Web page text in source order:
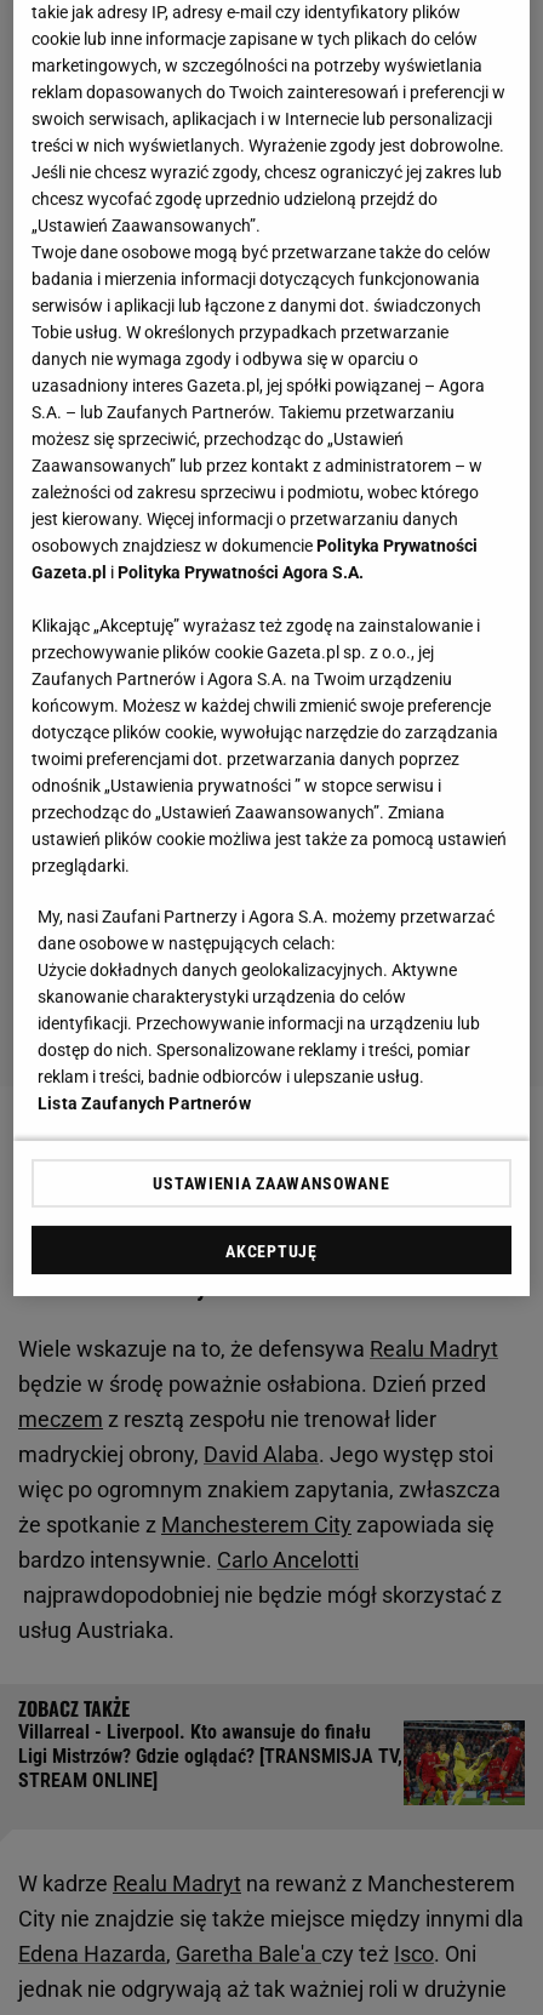
W pierwszym spotkaniu rozegranym na Etihad
Stadium padł wynik 4:3. W rewanżuReal Madryt,
aby myśleć o awansie, musi najpierw nadrobić
jednobramkową stratę doAnglików. Zadanie nie
będzie jednak proste, bowiem Real wystąpi w
osłabionym składzie.
Zobacz wideoMarek Papszun powrócił do tematu
Legii. "To była moja decyzja"
Liga Mistrzów. David Alaba nie zagra z
Wiele wskazuje na to, że defensywa Realu Madryt
będzie w środę poważnie osłabiona. Dzień przed
meczem z resztą zespołu nie trenował lider
madryckiej obrony, David Alaba. Jego występ stoi
więc po ogromnym znakiem zapytania, zwłaszcza
że spotkanie z Manchesterem City zapowiada się
bardzo intensywnie. Carlo Ancelotti
najprawdopodobniej nie będzie mógł skorzystać z
usług Austriaka.
Villarreal - Liverpool. Kto awansuje do finału
Ligi Mistrzów? Gdzie oglądać? [TRANSMISJA TV,
STREAM ONLINE]
W kadrze Realu Madryt na rewanż z Manchesterem
City nie znajdzie się także miejsce między innymi dla
Edena Hazarda, Garetha Bale'a czy też Isco. Oni
jednak nie odgrywają aż tak ważniej roli w drużynie
takie jak adresy IP, adresy e-mail czy identyfikatory plików
cookie lub inne informacje zapisane w tych plikach do celów
marketingowych, w szczególności na potrzeby wyświetlania
reklam dopasowanych do Twoich zainteresowań i preferencji w
swoich serwisach, aplikacjach i w Internecie lub personalizacji
treści w nich wyświetlanych. Wyrażenie zgody jest dobrowolne.
Jeśli nie chcesz wyrazić zgody, chcesz ograniczyć jej zakres lub
chcesz wycofać zgodę uprzednio udzieloną przejdź do
„Ustawień Zaawansowanych”.
Twoje dane osobowe mogą być przetwarzane także do celów
badania i mierzenia informacji dotyczących funkcjonowania
serwisów i aplikacji lub łączone z danymi dot. świadczonych
Tobie usług. W określonych przypadkach przetwarzanie
danych nie wymaga zgody i odbywa się w oparciu o
uzasadniony interes Gazeta.pl, jej spółki powiązanej – Agora
S.A. – lub Zaufanych Partnerów. Takiemu przetwarzaniu
możesz się sprzeciwić, przechodząc do „Ustawień
Zaawansowanych” lub przez kontakt z administratorem – w
zależności od zakresu sprzeciwu i podmiotu, wobec którego
jest kierowany. Więcej informacji o przetwarzaniu danych
osobowych znajdziesz w dokumenciePolityka Prywatności
Gazeta.pl iPolityka Prywatności Agora S.A.
Klikając „Akceptuję” wyrażasz też zgodę na zainstalowanie i
przechowywanie plików cookie Gazeta.pl sp. z o.o., jej
Zaufanych Partnerów i Agora S.A. na Twoim urządzeniu
końcowym. Możesz w każdej chwili zmienić swoje preferencje
dotyczące plików cookie, wywołując narzędzie do zarządzania
twoimi preferencjami dot. przetwarzania danych poprzez
odnośnik „Ustawienia prywatności ” w stopce serwisu i
przechodząc do „Ustawień Zaawansowanych”. Zmiana
ustawień plików cookie możliwa jest także za pomocą ustawień
przeglądarki.
My, nasi Zaufani Partnerzy i Agora S.A. możemy przetwarzać
dane osobowe w następujących celach:
Użycie dokładnych danych geolokalizacyjnych. Aktywne
skanowanie charakterystyki urządzenia do celów
identyfikacji. Przechowywanie informacji na urządzeniu lub
dostęp do nich. Spersonalizowane reklamy i treści, pomiar
reklam i treści, badnie odbiorców i ulepszanie usług.
Lista Zaufanych Partnerów
USTAWIENIA ZAAWANSOWANE
AKCEPTUJĘ